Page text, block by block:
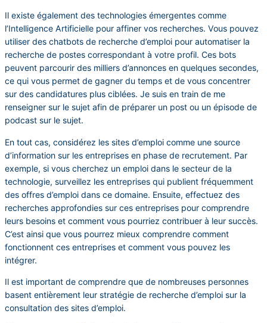
Il existe également des technologies émergentes comme
l’Intelligence Artificielle pour affiner vos recherches. Vous pouvez
utiliser des chatbots de recherche d’emploi pour automatiser la
recherche de postes correspondant à votre profil. Ces bots
peuvent parcourir des milliers d’annonces en quelques secondes,
ce qui vous permet de gagner du temps et de vous concentrer
sur des candidatures plus ciblées. Je suis en train de me
renseigner sur le sujet afin de préparer un post ou un épisode de
podcast sur le sujet.
En tout cas, considérez les sites d’emploi comme une source
d’information sur les entreprises en phase de recrutement. Par
exemple, si vous cherchez un emploi dans le secteur de la
technologie, surveillez les entreprises qui publient fréquemment
des offres d’emploi dans ce domaine. Ensuite, effectuez des
recherches approfondies sur ces entreprises pour comprendre
leurs besoins et comment vous pourriez contribuer à leur succès.
C’est ainsi que vous pourrez mieux comprendre comment
fonctionnent ces entreprises et comment vous pouvez les
intégrer.
Il est important de comprendre que de nombreuses personnes
basent entièrement leur stratégie de recherche d’emploi sur la
consultation des sites d’emploi.